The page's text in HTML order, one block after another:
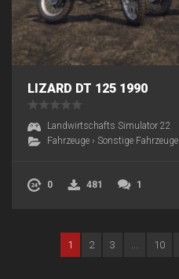
LIZARD DT 125 1990
Landwirtschafts Simulator 22
Fahrzeuge › Sonstige Fahrzeuge
0 481 1
1 2 3 10